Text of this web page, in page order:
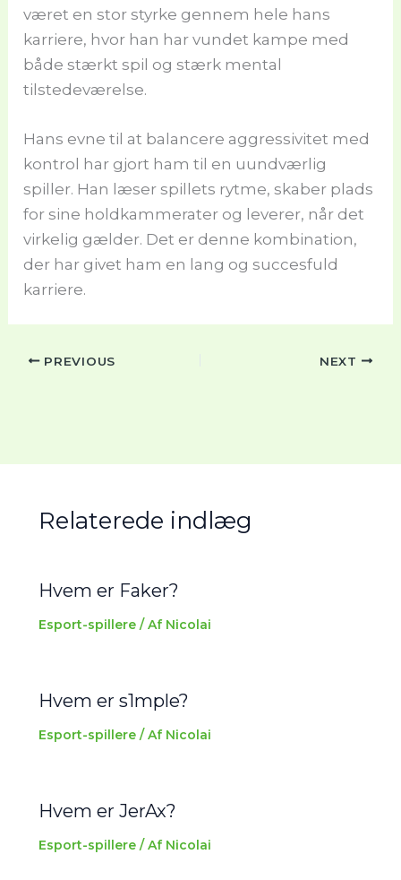
været en stor styrke gennem hele hans
karriere, hvor han har vundet kampe med
både stærkt spil og stærk mental
tilstedeværelse.
Hans evne til at balancere aggressivitet med
kontrol har gjort ham til en uundværlig
spiller. Han læser spillets rytme, skaber plads
for sine holdkammerater og leverer, når det
virkelig gælder. Det er denne kombination,
der har givet ham en lang og succesfuld
karriere.
PREVIOUS NEXT
Relaterede indlæg
Hvem er Faker?
Esport-spillere/ Af Nicolai
Hvem er s1mple?
Esport-spillere/ Af Nicolai
Hvem er JerAx?
Esport-spillere/ Af Nicolai